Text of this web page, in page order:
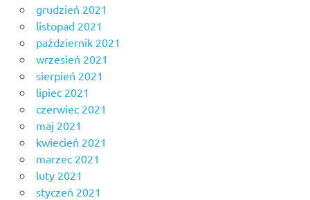
grudzień 2021
listopad 2021
październik 2021
wrzesień 2021
sierpień 2021
lipiec 2021
czerwiec 2021
maj 2021
kwiecień 2021
marzec 2021
luty 2021
styczeń 2021